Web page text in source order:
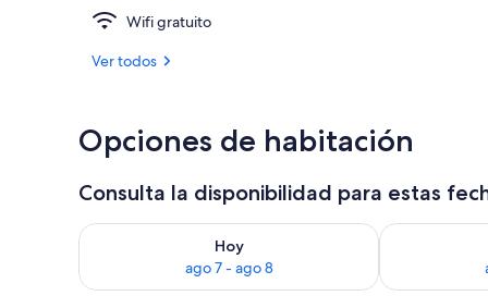
Wifi gratuito
Ver todos
Opciones de habitación
Consulta la disponibilidad para estas
Hoy
ago 7 - ago 8
Consulta la disponibilidad para hoy ago 7 - ago 8
Consulta la